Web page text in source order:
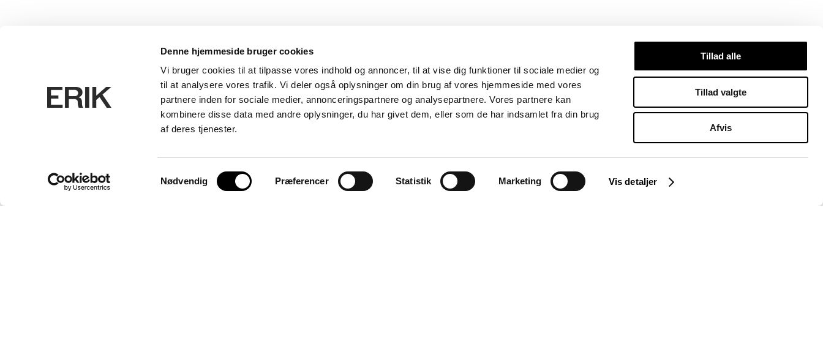
Denne hjemmeside bruger cookies
Vi bruger cookies til at tilpasse vores indhold og annoncer, til at vise dig funktioner til sociale medier og
til at analysere vores trafik. Vi deler også oplysninger om din brug af vores hjemmeside med vores
partnere inden for sociale medier, annonceringspartnere og analysepartnere. Vores partnere kan
kombinere disse data med andre oplysninger, du har givet dem, eller som de har indsamlet fra din brug
af deres tjenester.
Samtykkevalg
Nødvendig Præferencer Statistik Marketing Vis detaljer
Tillad alle
Tillad valgte
Afvis